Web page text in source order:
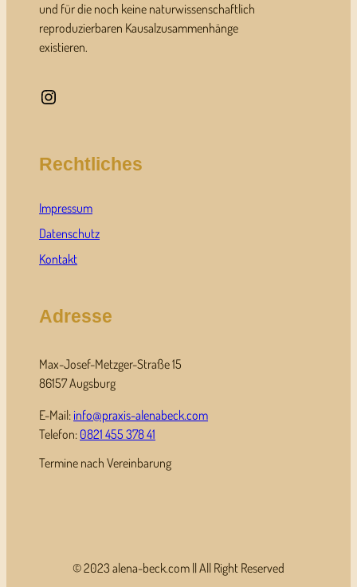
und für die noch keine naturwissenschaftlich
reproduzierbaren Kausalzusammenhänge
existieren.
Instagram
Rechtliches
Impressum
Datenschutz
Kontakt
Adresse
Max-Josef-Metzger-Straße 15
86157 Augsburg
E-Mail: info@praxis-alenabeck.com
Telefon: 0821 455 378 41
Termine nach Vereinbarung
© 2023 alena-beck.com || All Right Reserved